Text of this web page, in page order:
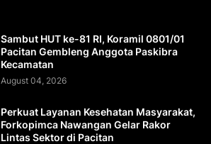
Sambut HUT ke-81 RI, Koramil 0801/01
Pacitan Gembleng Anggota Paskibra
Kecamatan
August 04, 2026
Perkuat Layanan Kesehatan Masyarakat,
Forkopimca Nawangan Gelar Rakor
Lintas Sektor di Pacitan